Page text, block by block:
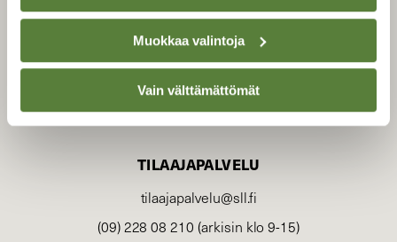
Muokkaa valintoja
Vain välttämättömät
TILAAJAPALVELU
tilaajapalvelu@sll.fi
(09) 228 08 210 (arkisin klo 9-15)